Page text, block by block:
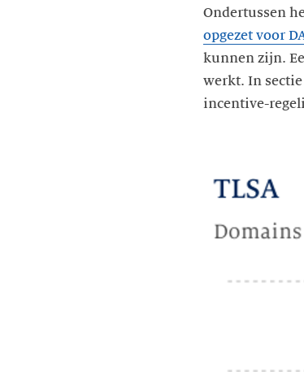
Ondertussen
opgezet voor
kunnen zijn.
werkt. In sectie
incentive-